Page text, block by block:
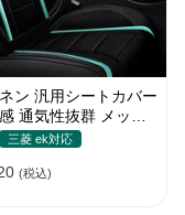
ン 汎用シートカバー
通気性抜群 メッシ
ポーツ感 軽/普自動
三菱 ek対応
(税込)